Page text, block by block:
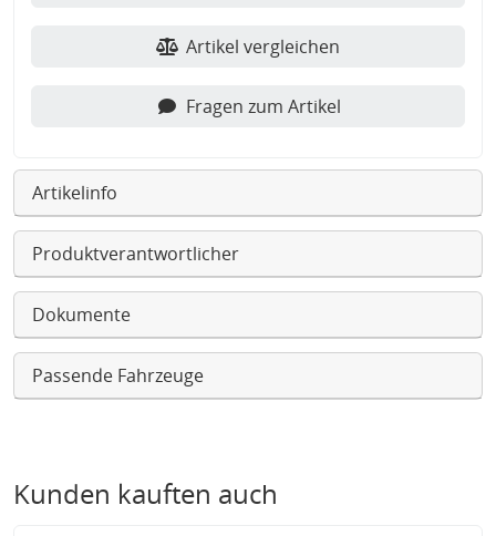
Artikel vergleichen
Fragen zum Artikel
Artikelinfo
Produktverantwortlicher
Dokumente
Passende Fahrzeuge
Kunden kauften auch